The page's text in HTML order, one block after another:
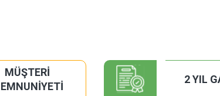
MÜŞTERİ
2 YIL